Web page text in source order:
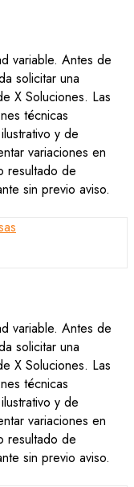
variable. Antes de
solicitar una
X Soluciones. Las
técnicas
y de
variaciones en
resultado de
sin previo aviso.
variable. Antes de
solicitar una
X Soluciones. Las
técnicas
y de
variaciones en
resultado de
sin previo aviso.